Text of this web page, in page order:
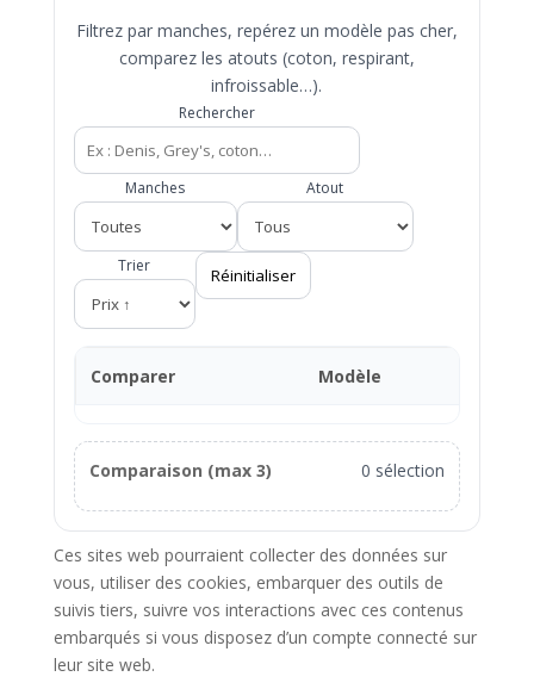
Filtrez par manches, repérez un modèle pas cher,
comparez les atouts (coton, respirant,
infroissable…).
Rechercher
Manches Atout
Trier Réinitialiser
Comparer Modèle
Comparaison (max 3) 0 sélection
Ces sites web pourraient collecter des données sur
vous, utiliser des cookies, embarquer des outils de
suivis tiers, suivre vos interactions avec ces contenus
embarqués si vous disposez d’un compte connecté sur
leur site web.